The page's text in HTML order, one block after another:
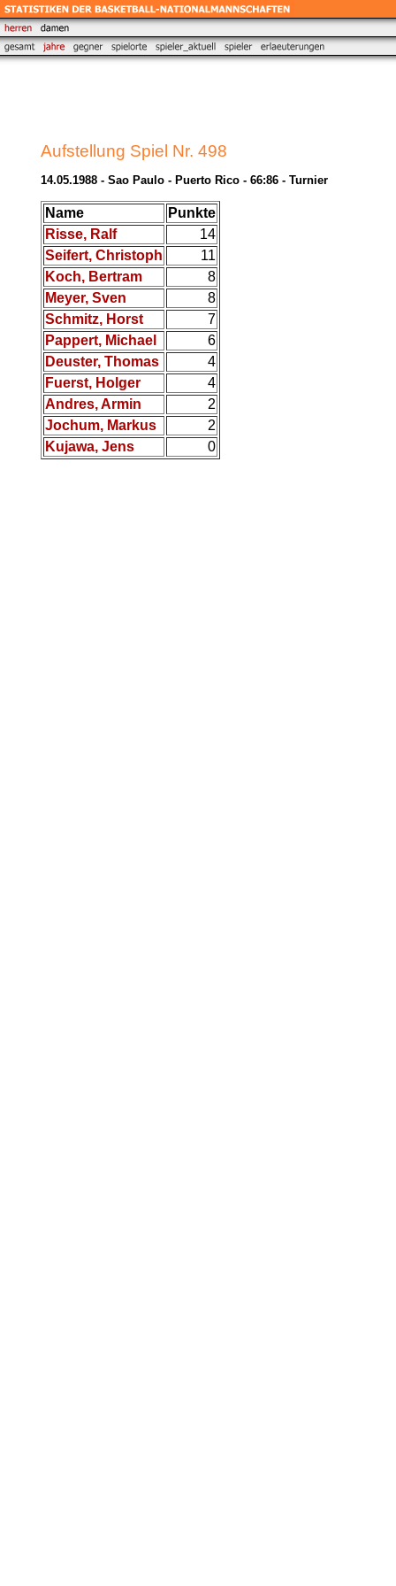
Aufstellung Spiel Nr. 498
14.05.1988 - Sao Paulo - Puerto Rico - 66:86 - Turnier
Name
Punkte
Risse, Ralf
14
Seifert, Christoph
11
Koch, Bertram
8
Meyer, Sven
8
Schmitz, Horst
7
Pappert, Michael
6
Deuster, Thomas
4
Fuerst, Holger
4
Andres, Armin
2
Jochum, Markus
2
Kujawa, Jens
0